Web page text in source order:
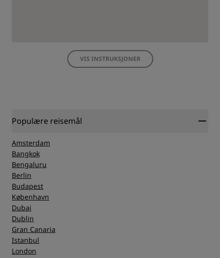
VIS INSTRUKSJONER
Populære reisemål
Amsterdam
Bangkok
Bengaluru
Berlin
Budapest
København
Dubai
Dublin
Gran Canaria
Istanbul
London